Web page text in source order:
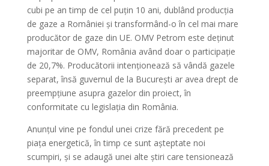
cubi pe an timp de cel puțin 10 ani, dublând producția
de gaze a României și transformând-o în cel mai mare
producător de gaze din UE. OMV Petrom este deținut
majoritar de OMV, România având doar o participație
de 20,7%. Producătorii intenționează să vândă gazele
separat, însă guvernul de la București ar avea drept de
preempțiune asupra gazelor din proiect, în
conformitate cu legislația din România.
Anunțul vine pe fondul unei crize fără precedent pe
piața energetică, în timp ce sunt așteptate noi
scumpiri, și se adaugă unei alte știri care tensionează